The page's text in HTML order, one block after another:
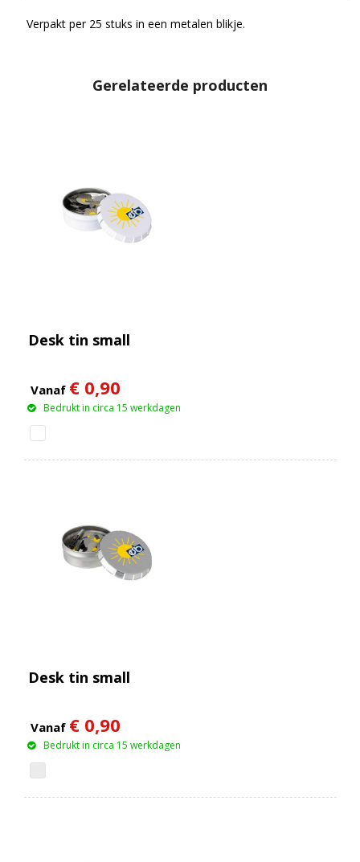
Verpakt per 25 stuks in een metalen blikje.
Gerelateerde producten
Desk tin small
Vanaf € 0,90
Bedrukt in circa 15 werkdagen
Desk tin small
Vanaf € 0,90
Bedrukt in circa 15 werkdagen